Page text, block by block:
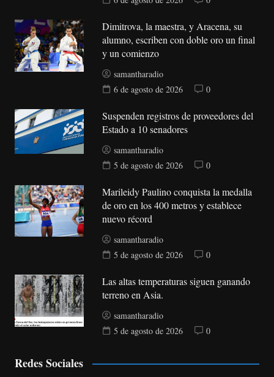
Dimitrova, la maestra, y Aracena, su
alumno, escriben con doble oro un final
y un comienzo
samantharadio
6 de agosto de 2026
0
Suspenden registros de proveedores del
Estado a 10 senadores
samantharadio
5 de agosto de 2026
0
Marileidy Paulino conquista la medalla
de oro en los 400 metros y establece
nuevo récord
samantharadio
5 de agosto de 2026
0
Las altas temperaturas siguen ganando
terreno en Asia.
samantharadio
5 de agosto de 2026
0
Redes Sociales